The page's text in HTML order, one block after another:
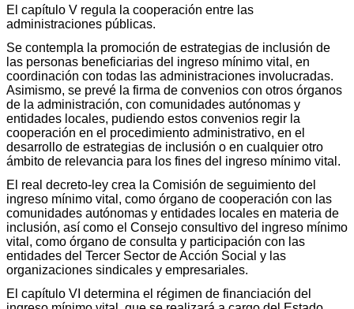
El capítulo V regula la cooperación entre las
administraciones públicas.
Se contempla la promoción de estrategias de inclusión de
las personas beneficiarias del ingreso mínimo vital, en
coordinación con todas las administraciones involucradas.
Asimismo, se prevé la firma de convenios con otros órganos
de la administración, con comunidades autónomas y
entidades locales, pudiendo estos convenios regir la
cooperación en el procedimiento administrativo, en el
desarrollo de estrategias de inclusión o en cualquier otro
ámbito de relevancia para los fines del ingreso mínimo vital.
El real decreto-ley crea la Comisión de seguimiento del
ingreso mínimo vital, como órgano de cooperación con las
comunidades autónomas y entidades locales en materia de
inclusión, así como el Consejo consultivo del ingreso mínimo
vital, como órgano de consulta y participación con las
entidades del Tercer Sector de Acción Social y las
organizaciones sindicales y empresariales.
El capítulo VI determina el régimen de financiación del